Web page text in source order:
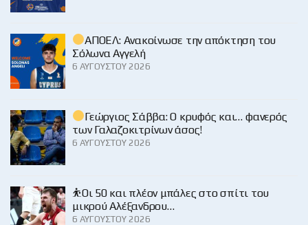
ΑΠΟΕΛ: Ανακοίνωσε την απόκτηση του
Σόλωνα Αγγελή
6 ΑΥΓΟΎΣΤΟΥ 2026
Γεώργιος Σάββα: Ο κρυφός και… φανερός
των Γαλαζοκιτρίνων άσος!
6 ΑΥΓΟΎΣΤΟΥ 2026
⛹️Οι 50 και πλέον μπάλες στο σπίτι του
μικρού Αλέξανδρου…
6 ΑΥΓΟΎΣΤΟΥ 2026